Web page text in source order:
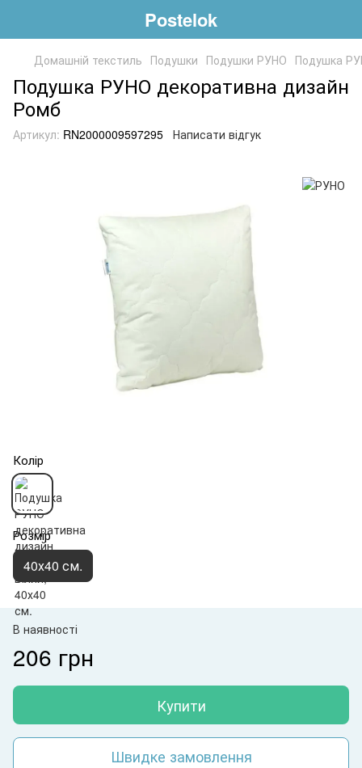
Postelok
Домашній текстиль Подушки Подушки РУНО Подушка
Подушка РУНО декоративна дизайн
Ромб
Артикул: RN2000009597295 Написати відгук
Колір
Розмір
40х40 см.
В наявності
206 грн
Купити
Швидке замовлення